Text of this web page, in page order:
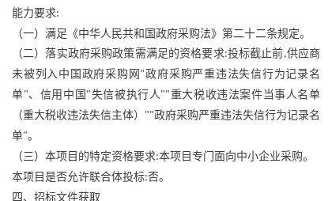
能力要求:
（一）满足《中华人民共和国政府采购法》第二十二条规定。
（二）落实政府采购政策需满足的资格要求:投标截止前,供应商
未被列入中国政府采购网 "政府采购严重违法失信行为记录名
单"、信用中国 "失信被执行人""重大税收违法案件当事人名单
（重大税收违法失信主体） ""政府采购严重违法失信行为记录名
单"。
（三）本项目的特定资格要求:本项目专门面向中小企业采购。
本项目是否允许联合体投标:否。
四、招标文件获取